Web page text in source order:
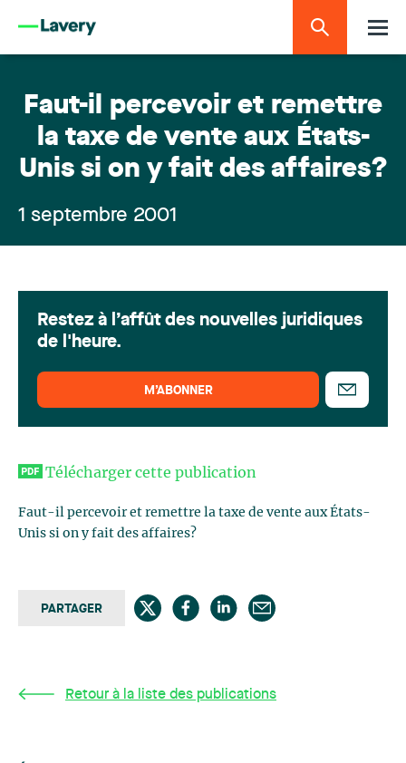
Faut-il percevoir et remettre
la taxe de vente aux États-
Unis si on y fait des affaires?
1 septembre 2001
Télécharger cette publication
Faut-il percevoir et remettre la taxe de vente aux États-
Unis si on y fait des affaires?
PARTAGER
Retour à la liste des publications
Restez à l’affût des nouvelles juridiques
de l'heure.
M’ABONNER